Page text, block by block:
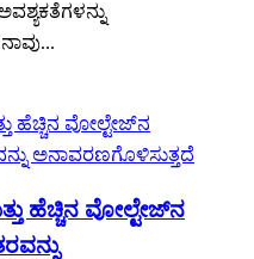
ಹೆಚ್ಚಿನ ವೋಲ್ಟೇಜ್‌ನ